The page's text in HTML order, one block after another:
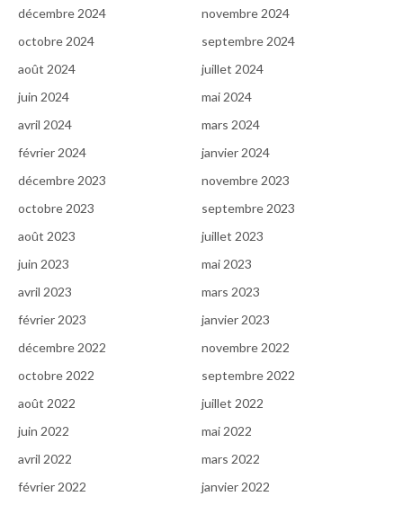
décembre 2024
novembre 2024
octobre 2024
septembre 2024
août 2024
juillet 2024
juin 2024
mai 2024
avril 2024
mars 2024
février 2024
janvier 2024
décembre 2023
novembre 2023
octobre 2023
septembre 2023
août 2023
juillet 2023
juin 2023
mai 2023
avril 2023
mars 2023
février 2023
janvier 2023
décembre 2022
novembre 2022
octobre 2022
septembre 2022
août 2022
juillet 2022
juin 2022
mai 2022
avril 2022
mars 2022
février 2022
janvier 2022